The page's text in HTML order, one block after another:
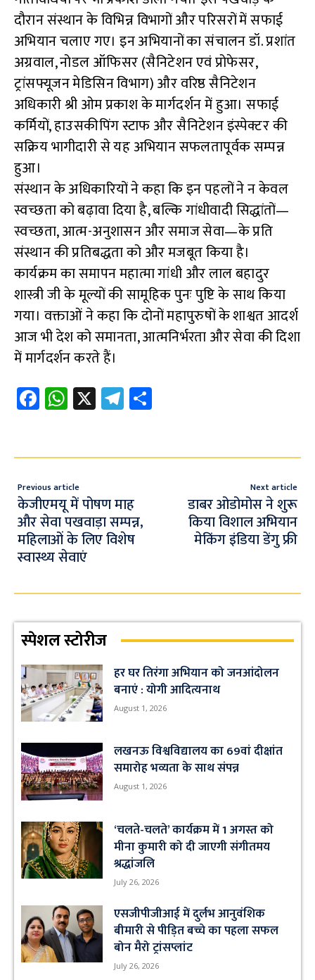
दौरान संस्थान के विभिन्न विभागों और परिसरों में सफाई
अभियान चलाए गए। इन अभियानों का संचालन डॉ. प्रशांत
अग्रवाल, नोडल ऑफिसर (सैनिटेशन एवं प्रोफेसर,
ट्रांसफ्यूजन मेडिसिन विभाग) और वरिष्ठ सैनिटेशन
अधिकारी श्री ओम प्रकाश के मार्गदर्शन में हुआ। सफाई
कर्मियों, हाउसकीपिंग स्टाफ और सैनिटेशन इंस्पेक्टर की
सक्रिय भागीदारी से यह अभियान सफलतापूर्वक सम्पन्न
हुआ।
संस्थान के अधिकारियों ने कहा कि इन पहलों ने न केवल
स्वच्छता को बढ़ावा दिया है, बल्कि गांधीवादी सिद्धांतों—
स्वच्छता, आत्म-अनुशासन और समाज सेवा—के प्रति
संस्थान की प्रतिबद्धता को और मजबूत किया है।
कार्यक्रम का समापन महात्मा गांधी और लाल बहादुर
शास्त्री जी के मूल्यों की सामूहिक पुनः पुष्टि के साथ किया
गया। वक्ताओं ने कहा कि दोनों महापुरुषों के शाश्वत आदर्श
आज भी देश को समानता, आत्मनिर्भरता और सेवा की दिशा
में मार्गदर्शन करते हैं।
Fa
ce
o
o
k
W
h
s
A
p
p
X Te
le
a e
Previous article
केजीएमयू में पोषण माह
और सेवा पखवाड़ा सम्पन्न,
महिलाओं के लिए विशेष
स्वास्थ्य सेवाएं
Next article
डाबर ओडोमोस ने शुरू
किया विशाल अभियान
मेकिंग इंडिया डेंगु फ्री
स्पेशल स्टोरीज
हर घर तिरंगा अभियान को जनआंदोलन
बनाएं : योगी आदित्यनाथ
August 1, 2026
लखनऊ विश्वविद्यालय का 69वां दीक्षांत
समारोह भव्यता के साथ संपन्न
August 1, 2026
‘चलते-चलते’ कार्यक्रम में 1 अगस्त को
मीना कुमारी को दी जाएगी संगीतमय
श्रद्धांजलि
July 26, 2026
एसजीपीजीआई में दुर्लभ आनुवंशिक
बीमारी से पीड़ित बच्चे का पहला सफल
बोन मैरो ट्रांसप्लांट
July 26, 2026